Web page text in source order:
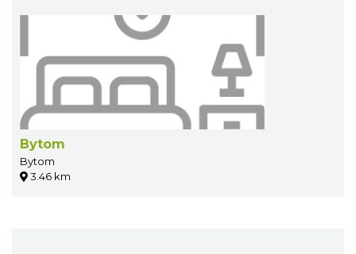
Bytom
Bytom
3.46 km